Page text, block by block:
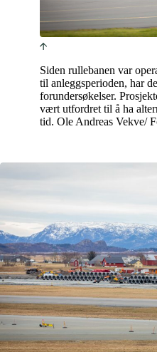
Siden rullebanen var
til anleggsperioden, har
forundersøkelser.
vært utfordret til å ha
tid. Ole Andreas Vekve/